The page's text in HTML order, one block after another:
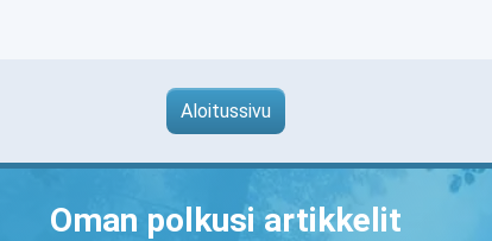
Aloitussivu
Oman polkusi artikkelit